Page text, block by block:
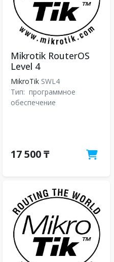
Mikrotik RouterOS
Level 4
MikroTik SWL4
Тип: программное
обеспечение
17 500 ₸